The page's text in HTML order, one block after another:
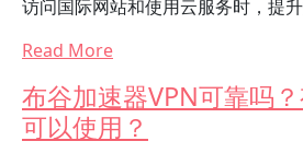
访问国际网站和使用云服务时，提升
Read More
布谷加速器VPN可靠吗
可以使用？